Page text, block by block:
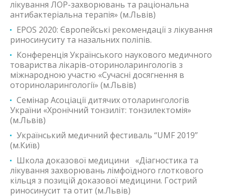
лікування ЛОР-захворювань та раціональна
антибактеріальна терапія» (м.Львів)
EPOS 2020: Європейські рекомендації з лікування
риносинуситу та назальних поліпів.
Конференція Українського наукового медичного
товариства лікарів-оториноларингологів з
міжнародною участю «Сучасні досягнення в
оториноларингології» (м.Львів)
Семінар Асоціації дитячих отоларингологів
України «Хронічний тонзиліт: тонзилектомія»
(м.Львів)
Український медичний фестиваль “UMF 2019”
(м.Київ)
Школа доказової медицини «Діагностика та
лікування захворювань лімфоїдного глоткового
кільця з позицій доказової медицини. Гострий
риносинусит та отит (м.Львів)